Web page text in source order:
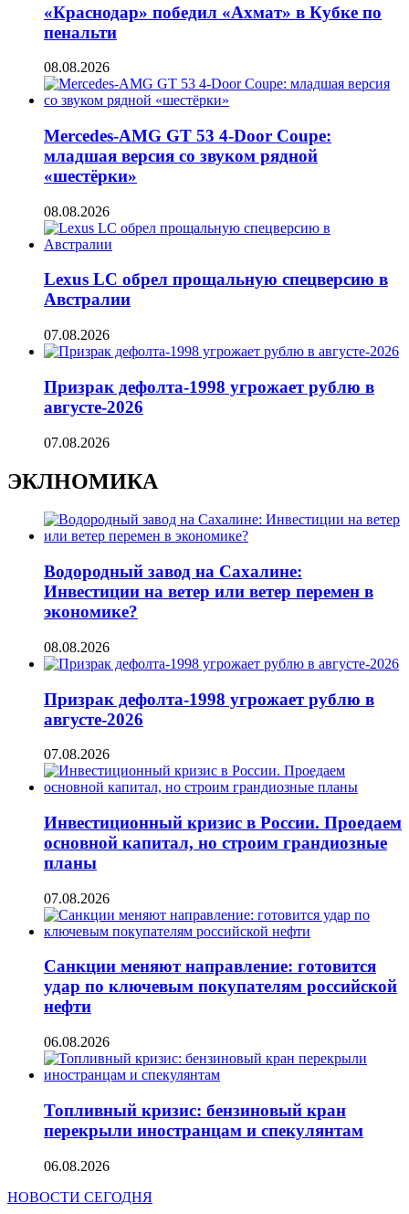
«Краснодар» победил «Ахмат» в Кубке по
пенальти
08.08.2026
Mercedes-AMG GT 53 4-Door Coupe:
младшая версия со звуком рядной
«шестёрки»
08.08.2026
Lexus LC обрел прощальную спецверсию в
Австралии
07.08.2026
Призрак дефолта-1998 угрожает рублю в
августе-2026
07.08.2026
ЭКЛНОМИКА
Водородный завод на Сахалине:
Инвестиции на ветер или ветер перемен в
экономике?
08.08.2026
Призрак дефолта-1998 угрожает рублю в
августе-2026
07.08.2026
Инвестиционный кризис в России. Проедаем
основной капитал, но строим грандиозные
планы
07.08.2026
Санкции меняют направление: готовится
удар по ключевым покупателям российской
нефти
06.08.2026
Топливный кризис: бензиновый кран
перекрыли иностранцам и спекулянтам
06.08.2026
НОВОСТИ СЕГОДНЯ